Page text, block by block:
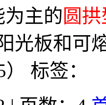
为主的圆
光板和可
标签：